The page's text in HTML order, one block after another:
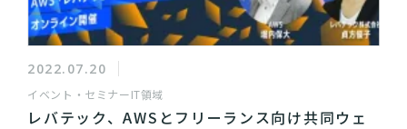
2022.07.20
イベント・セミナーIT領域
レバテック、AWSとフリーランス向け共同ウェ